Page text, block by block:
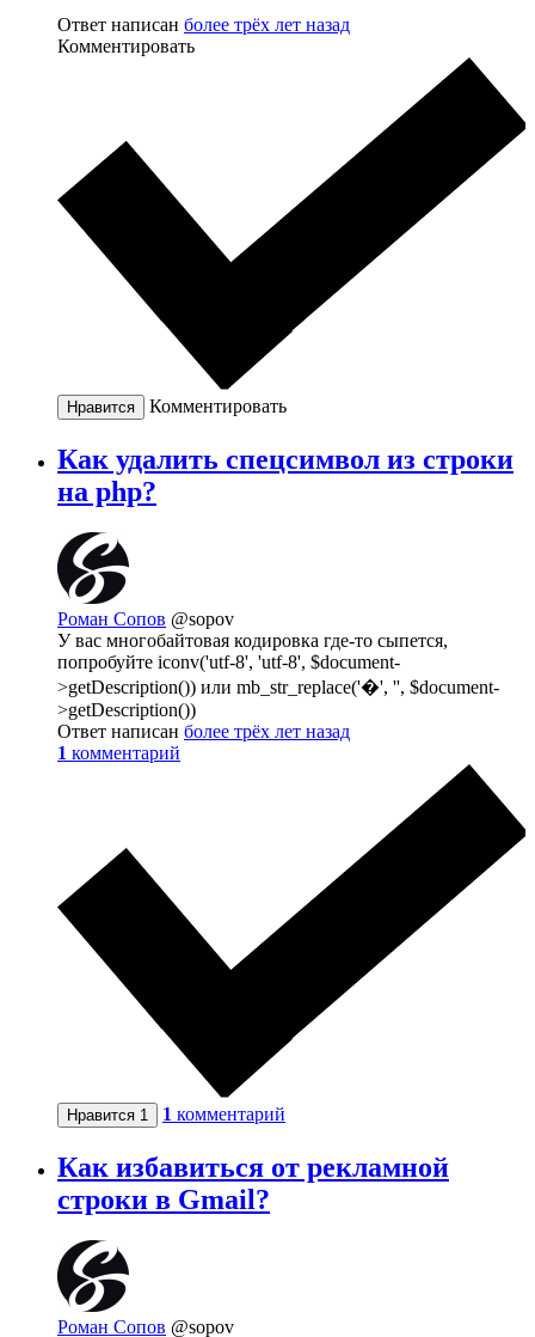
Ответ написан более трёх лет назад
Комментировать
Нравится Комментировать
Как удалить спецсимвол из строки
на php?
Роман Сопов @sopov
У вас многобайтовая кодировка где-то сыпется,
попробуйте iconv('utf-8', 'utf-8', $document-
>getDescription()) или mb_str_replace('�', '', $document-
>getDescription())
Ответ написан более трёх лет назад
1 комментарий
Нравится 1 1 комментарий
Как избавиться от рекламной
строки в Gmail?
Роман Сопов @sopov